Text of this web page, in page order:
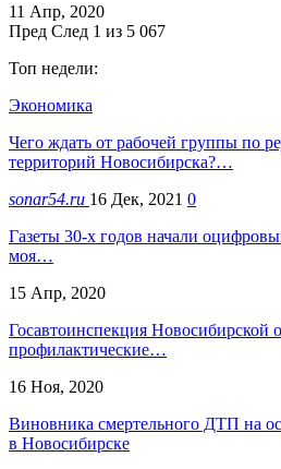
11 Апр, 2020
Пред След 1 из 5 067
Топ недели:
Экономика
Чего ждать от рабочей группы по
территорий Новосибирска?…
sonar54.ru 16 Дек, 2021 0
Газеты 30-х годов начали
моя…
15 Апр, 2020
Госавтоинспекция Новосибирской
профилактические…
16 Ноя, 2020
Виновника смертельного ДТП на
в Новосибирске